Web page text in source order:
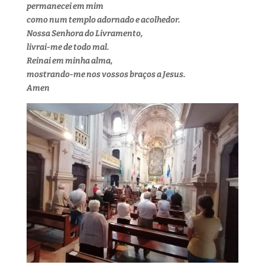
permanecei em mim
como num templo adornado e acolhedor.
Nossa Senhora do Livramento,
livrai-me de todo mal.
Reinai em minha alma,
mostrando-me nos vossos braços a Jesus.
Amen